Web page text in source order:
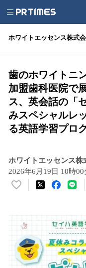
ホワイトエッセンス株式
歯のホワイトニ
加盟歯科医院で
ス、英会話の「
みスペシャルレ
る英語学習プロ
ホワイトエッセンス株
2026年6月19日 10時00
い
！
数
を
読
み